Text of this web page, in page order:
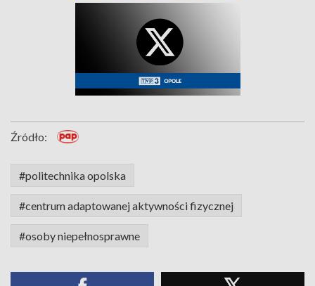
Źródło:
#politechnika opolska
#centrum adaptowanej aktywności fizycznej
#osoby niepełnosprawne